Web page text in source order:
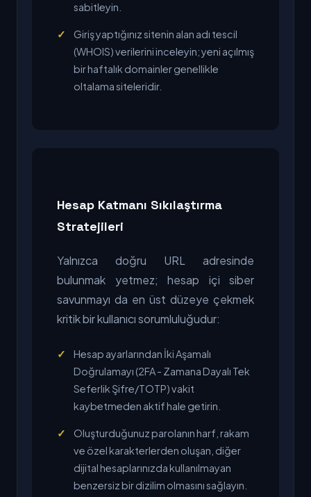
sabitleyin.
Giriş yaptığınız sitenin alan adı tescil
(WHOIS) verilerini inceleyin; yeni açılmış
bir haftalık domainler genellikle
oltalama siteleridir.
Hesap Katmanı Sıkılaştırma
Stratejileri
Yalnızca doğru URL adresinde
bulunmak yetmez; hesap içi siber
savunmayı da en üst düzeye çekmek
kritik bir kullanıcı sorumluluğudur:
Hesap ayarlarından İki Aşamalı
Doğrulamayı (2FA - Zamana Dayalı Tek
Seferlik Şifre/TOTP) vakit
kaybetmeden aktif hale getirin.
Oluşturduğunuz parolanın harf, rakam
ve özel karakterlerden oluşan, diğer
dijital hesaplarınızda kullanılmayan
benzersiz bir dizilim olmasını sağlayın.